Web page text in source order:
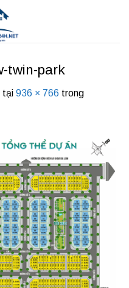
twin-park
tại 936 × 766 trong